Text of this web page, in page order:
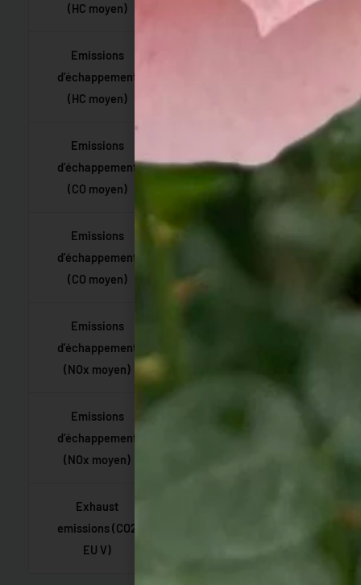
(HC moyen)
Emissions
d’échappement
(HC moyen)
Emissions
d’échappement
(CO moyen)
43,3 g/kWh
Emissions
d’échappement
(CO moyen)
Emissions
d’échappement
(NOx moyen)
Emissions
d’échappement
(NOx moyen)
Exhaust
emissions (CO2
EU V)